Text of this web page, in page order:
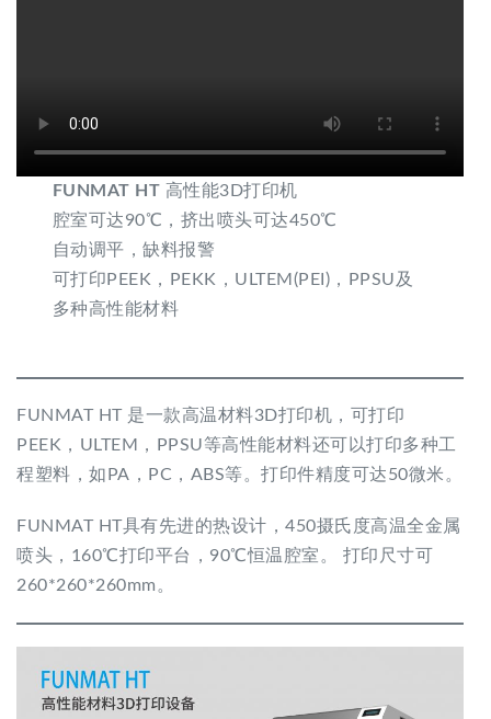
FUNMAT HT 高性能3D打印机
腔室可达90℃，挤出喷头可达450℃
自动调平，缺料报警
可打印PEEK，PEKK，ULTEM(PEI)，PPSU及
多种高性能材料
FUNMAT HT 是一款高温材料3D打印机，可打印
PEEK，ULTEM，PPSU等高性能材料还可以打印多种工
程塑料，如PA，PC，ABS等。打印件精度可达50微米。
FUNMAT HT具有先进的热设计，450摄氏度高温全金属
喷头，160℃打印平台，90℃恒温腔室。 打印尺寸可
260*260*260mm。